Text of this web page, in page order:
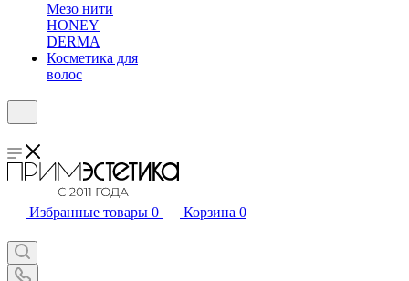
Мезо нити
HONEY
DERMA
Косметика для
волос
Избранные товары 0 Корзина 0